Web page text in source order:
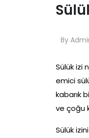
By
Sülük izi
emici
kabarık
ve çoğu
Sülük